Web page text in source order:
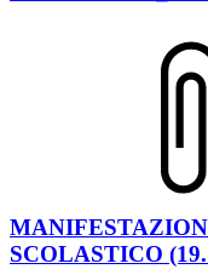
SCOLASTICO